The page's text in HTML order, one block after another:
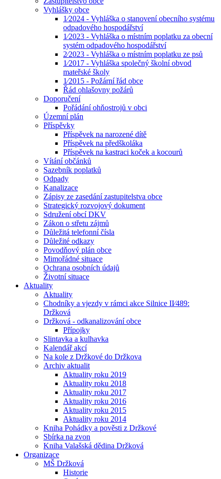
Vyhlášky obce
1⁄2024 - Vyhláška o stanovení obecního systému
odpadového hospodářství
1⁄2023 - Vyhláška o místním poplatku za obecní
systém odpadového hospodářství
2⁄2023 - Vyhláška o místním poplatku ze psů
1⁄2017 - Vyhláška společný školní obvod
mateřské školy
1⁄2015 - Požární řád obce
Řád ohlašovny požárů
Doporučení
Pořádání ohňostrojů v obci
Územní plán
Příspěvky
Příspěvek na narozené dítě
Příspěvek na předškoláka
Příspěvek na kastraci koček a kocourů
Vítání občánků
Sazebník poplatků
Odpady
Kanalizace
Zápisy ze zasedání zastupitelstva obce
Strategický rozvojový dokument
Sdružení obcí DKV
Zákon o střetu zájmů
Důležitá telefonní čísla
Důležité odkazy
Povodňový plán obce
Mimořádné situace
Ochrana osobních údajů
Životní situace
Aktuality
Aktuality
Chodníky a vjezdy v rámci akce Silnice II⁄489:
Držková
Držková - odkanalizování obce
Přípojky
Slintavka a kulhavka
Kalendář akcí
Na kole z Držkové do Držkova
Archiv aktualit
Aktuality roku 2019
Aktuality roku 2018
Aktuality roku 2017
Aktuality roku 2016
Aktuality roku 2015
Aktuality roku 2014
Kniha Pohádky a pověsti z Držkové
Sbírka na zvon
Kniha Valašská dědina Držková
Organizace
MŠ Držková
Historie